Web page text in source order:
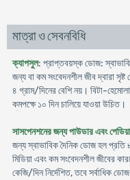
মাত্রা ও সেবনবিধি
ক্যাপসুল: প্রাপ্তবয়স্ক ডোজ:
জন্য বা কম সংবেদনশীল জীব দ্বারা
৪ গ্রাম/দিনের বেশি নয়। বিটা-
কমপক্ষে ১০ দিন চালিয়ে যাওয়া উচিত।
সাসপেনশনের জন্য পাউডার এবং
জন্য স্বাভাবিক দৈনিক ডোজ হল
মিডিয়া এবং কম সংবেদনশীল জীবের
কেজি/দিন নির্দেশিত, তবে সর্বাধিক